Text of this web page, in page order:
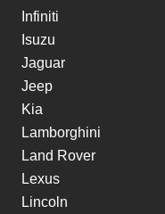
Infiniti
Isuzu
Jaguar
Jeep
Kia
Lamborghini
Land Rover
Lexus
Lincoln